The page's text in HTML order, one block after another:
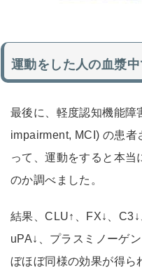
運動をした人の血漿
最後に、軽度認知機能
impairment, MCI) の患者
って、運動をすると本当
のか調べました。
結果、CLU↑、FX↓、C3↓
uPA↓、プラスミノーゲ
ぼほぼ同様の効果が得ら